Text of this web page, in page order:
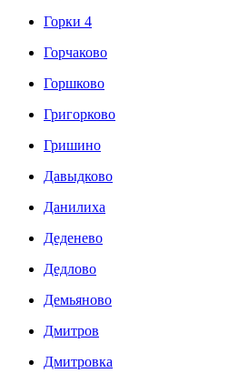
Горки 4
Горчаково
Горшково
Григорково
Гришино
Давыдково
Данилиха
Деденево
Дедлово
Демьяново
Дмитров
Дмитровка